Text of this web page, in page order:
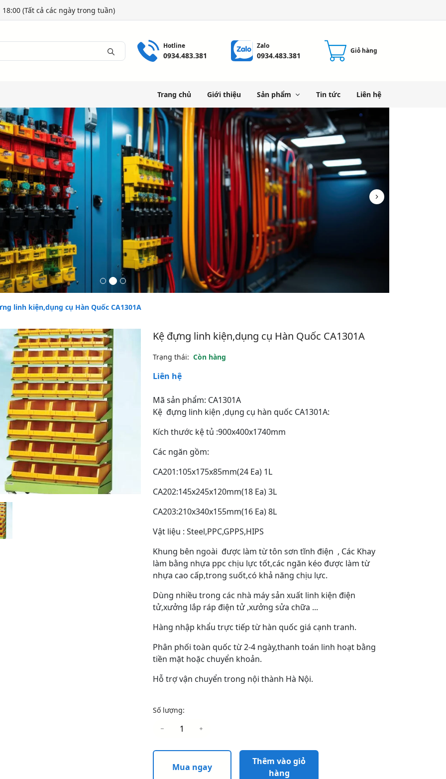
(Tất cả các ngày trong tuần)
Hotline
0934.483.381
Zalo
0934.483.381 Giỏ hàng
Trang chủ Giới thiệu Sản phẩm Tin tức Liên hệ
linh kiện,dụng cụ Hàn Quốc CA1301A
Kệ đựng linh kiện,dụng cụ Hàn Quốc CA1301A
Trạng thái: Còn hàng
Liên hệ
Mã sản phẩm: CA1301A
Kệ đựng linh kiện ,dụng cụ hàn quốc CA1301A:
Kích thước kệ tủ :900x400x1740mm
Các ngăn gồm:
CA201:105x175x85mm(24 Ea) 1L
CA202:145x245x120mm(18 Ea) 3L
CA203:210x340x155mm(16 Ea) 8L
Vật liệu : Steel,PPC,GPPS,HIPS
Khung bên ngoài được làm từ tôn sơn tĩnh điện , Các Khay
làm bằng nhựa ppc chịu lực tốt,các ngăn kéo được làm từ
nhựa cao cấp,trong suốt,có khả năng chịu lực.
Dùng nhiều trong các nhà máy sản xuất linh kiện điện
tử,xưởng lắp ráp điện tử ,xưởng sửa chữa ...
Hàng nhập khẩu trực tiếp từ hàn quốc giá cạnh tranh.
Phân phối toàn quốc từ 2-4 ngày,thanh toán linh hoạt bằng
tiền mặt hoặc chuyển khoản.
Hỗ trợ vận chuyển trong nội thành Hà Nội.
Số lượng:
Mua ngay
Thêm vào giỏ
hàng